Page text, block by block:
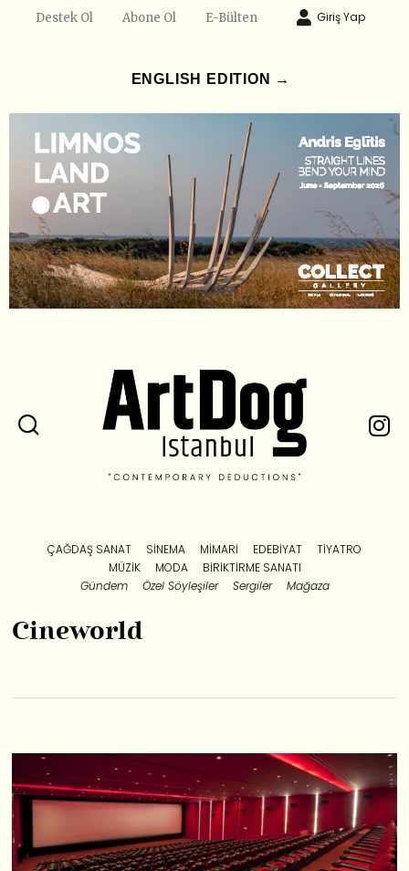
Destek Ol Abone Ol E-Bülten Giriş Yap
ENGLISH EDITION →
ÇAĞDAŞ SANAT SINEMA MIMARI EDEBIYAT
TIYATRO
MÜZIK
MODA
BIRIKTIRME SANATI
Gündem
Özel Söyleşiler Sergiler Mağaza
Cineworld